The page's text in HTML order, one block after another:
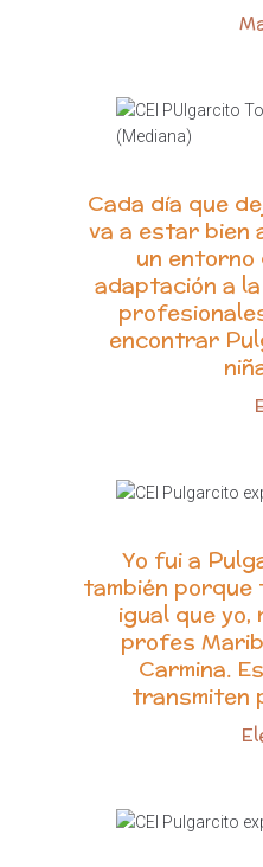
Cada día que
va a estar bien
un entorno
adaptación a
encontrar
Yo fui a
también porque
igual que
profes
Carmina.
transmiten